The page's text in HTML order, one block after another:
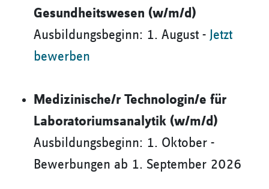
Gesundheitswesen (w/m/d)
Ausbildungsbeginn: 1. August - Jetzt
bewerben
Medizinische/r Technologin/e für
Laboratoriumsanalytik (w/m/d)
Ausbildungsbeginn: 1. Oktober -
Bewerbungen ab 1. September 2026